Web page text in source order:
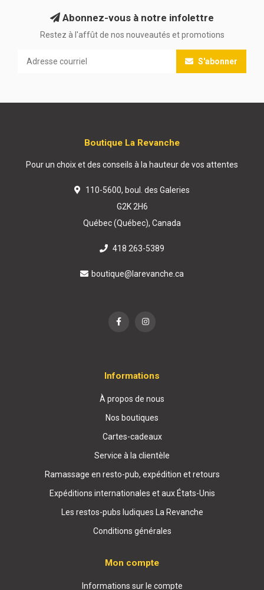
Abonnez-vous à notre infolettre
Restez à l'affût de nos nouveautés et promotions
S'abonner
Boutique La Revanche
Pour un choix et des conseils à la hauteur de vos attentes
110-5600, boul. des Galeries
G2K 2H6
Québec (Québec), Canada
418 263-5389
boutique@larevanche.ca
Informations
À propos de nous
Nos boutiques
Cartes-cadeaux
Service à la clientèle
Ramassage en resto-pub, expédition et retours
Expéditions internationales et aux États-Unis
Les restos-pubs ludiques La Revanche
Conditions générales
Mon compte
Informations sur le compte